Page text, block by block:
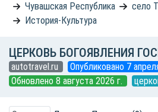
Чувашская Республика
село
История-Культура
ЦЕРКОВЬ БОГОЯВЛЕНИЯ
autotravel.ru
Опубликовано 7
Обновлено 8 августа 2026 г.